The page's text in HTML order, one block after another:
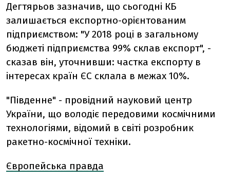
Дегтярьов зазначив, що сьогодні КБ
залишається експортно-орієнтованим
підприємством: "У 2018 році в загальному
бюджеті підприємства 99% склав експорт", -
сказав він, уточнивши: частка експорту в
інтересах країн ЄС склала в межах 10%.
"Південне" - провідний науковий центр
України, що володіє передовими космічними
технологіями, відомий в світі розробник
ракетно-космічної техніки.
Європейська правда